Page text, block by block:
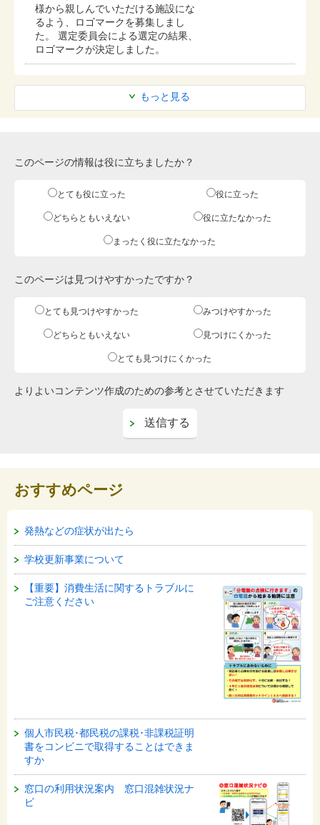
もっと見る
様から親しんでいただける施設にな
るよう、ロゴマークを募集しまし
た。 選定委員会による選定の結果、
ロゴマークが決定しました。
このページの情報は役に立ちましたか？
とても役に立った 役に立った
どちらともいえない 役に立たなかった
まったく役に立たなかった
このページは見つけやすかったですか？
とても見つけやすかった みつけやすかった
どちらともいえない 見つけにくかった
とても見つけにくかった
よりよいコンテンツ作成のための参考とさせていただきます
おすすめページ
発熱などの症状が出たら
学校更新事業について
【重要】消費生活に関するトラブルに
ご注意ください
個人市民税･都民税の課税･非課税証明
書をコンビニで取得することはできま
すか
窓口の利用状況案内 窓口混雑状況ナ
ビ